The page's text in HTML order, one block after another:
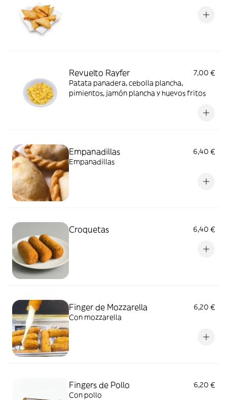
Revuelto Rayfer
7,00 €
Patata panadera, cebolla plancha,
pimientos, jamón plancha y huevos fritos
Empanadillas
6,40 €
Empanadillas
Croquetas 6,40 €
Finger de Mozzarella
6,20 €
Con mozzarella
Fingers de Pollo
6,20 €
Con pollo